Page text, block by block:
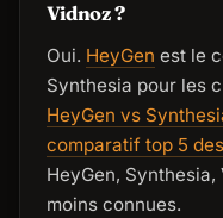
Vidnoz ?
Oui. HeyGen est le
Synthesia pour les
HeyGen vs
comparatif top 5
HeyGen,
moins connues.